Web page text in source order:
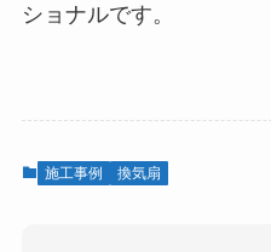
ショナルです。
施工事例 換気扇